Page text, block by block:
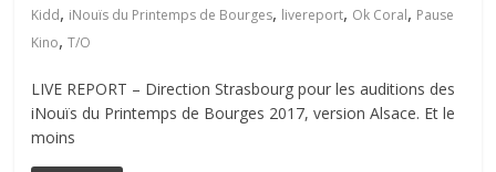
Kidd, iNouïs du Printemps de Bourges, livereport, Ok Coral, Pause
Kino,T/O
LIVE REPORT – Direction Strasbourg pour les auditions des
iNouïs du Printemps de Bourges 2017, version Alsace. Et le
moins